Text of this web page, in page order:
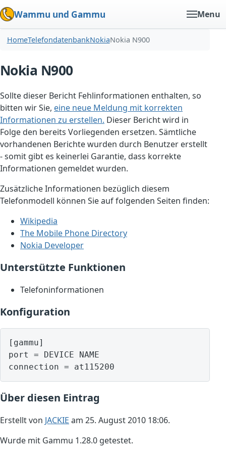
Wammu und Gammu Menu
HomeTelefondatenbankNokiaNokia N900
Nokia N900
Sollte dieser Bericht Fehlinformationen enthalten, so
bitten wir Sie, eine neue Meldung mit korrekten
Informationen zu erstellen. Dieser Bericht wird in
Folge den bereits Vorliegenden ersetzen. Sämtliche
vorhandenen Berichte wurden durch Benutzer erstellt
- somit gibt es keinerlei Garantie, dass korrekte
Informationen gemeldet wurden.
Zusätzliche Informationen bezüglich diesem
Telefonmodell können Sie auf folgenden Seiten finden:
Wikipedia
The Mobile Phone Directory
Nokia Developer
Unterstützte Funktionen
Telefoninformationen
Konfiguration
[gammu]
port = DEVICE NAME
Über diesen Eintrag
Erstellt von JACKIE am 25. August 2010 18:06.
Wurde mit Gammu 1.28.0 getestet.